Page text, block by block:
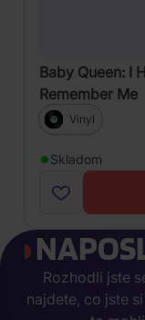
Baby Queen: I
Remember Me
Vinyl
Skladom
Rozhodli jste
najdete, co jste